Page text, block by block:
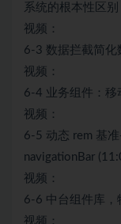
系统的根本性区
视频：
6-3 数据拦截简化
视频：
6-4 业务组件：移
视频：
6-5 动态 rem 基
navigationBar
视频：
6-6 中台组件库，
视频：